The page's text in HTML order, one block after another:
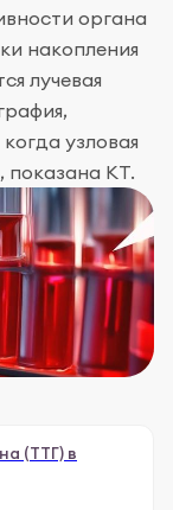
органа
накопления
лучевая
узловая
показана КТ.
(ТТГ) в